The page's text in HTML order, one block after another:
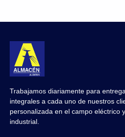
Trabajamos diariamente para
integrales a cada uno de nuestros
personalizada en el campo eléctrico
industrial.